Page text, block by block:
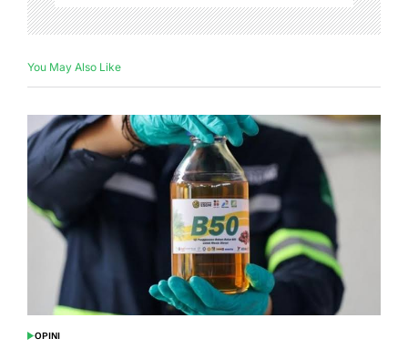
You May Also Like
POSTED
OPINI